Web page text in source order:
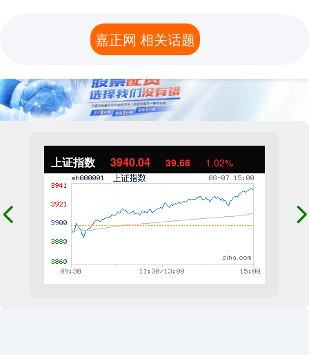
上证指数 3940.04 39.68 1.02%
嘉正网 相关话题